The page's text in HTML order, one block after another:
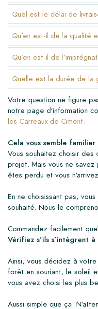
Quel est le délai de
Qu’en est-il de la qualité
Qu’en est-il de
Quelle est la durée de la
Votre question ne figure
notre page d’information
les Carreaux de Ciment.
Cela vous semble familier
Vous souhaitez choisir
projet. Mais vous ne
êtes perdu et vous
En ne choisissant pas,
souhaité. Nous le
Commandez facilement
Vérifiez s’ils s’intègrent
Ainsi, vous décidez à
forêt en souriant, le soleil
vous avez choisi les plus
Aussi simple que ça.